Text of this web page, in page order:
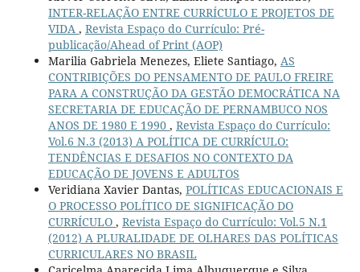
INTER-RELAÇÃO ENTRE CURRÍCULO E PROJETOS DE
VIDA , Revista Espaço do Currículo: Pré-
publicação/Ahead of Print (AOP)
Marilia Gabriela Menezes, Eliete Santiago, AS
CONTRIBIÇÕES DO PENSAMENTO DE PAULO FREIRE
PARA A CONSTRUÇÃO DA GESTÃO DEMOCRÁTICA NA
SECRETARIA DE EDUCAÇÃO DE PERNAMBUCO NOS
ANOS DE 1980 E 1990 , Revista Espaço do Currículo:
Vol.6 N.3 (2013) A POLÍTICA DE CURRÍCULO:
TENDÊNCIAS E DESAFIOS NO CONTEXTO DA
EDUCAÇÃO DE JOVENS E ADULTOS
Veridiana Xavier Dantas, POLÍTICAS EDUCACIONAIS E
O PROCESSO POLÍTICO DE SIGNIFICAÇÃO DO
CURRÍCULO , Revista Espaço do Currículo: Vol.5 N.1
(2012) A PLURALIDADE DE OLHARES DAS POLÍTICAS
CURRICULARES NO BRASIL